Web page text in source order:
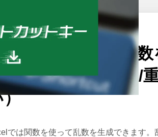
ム > Excel 公開日：2020/01/31
クセルの関数で乱数
法（範囲指定/固定/
）
では関数を使って乱数を生成できます。